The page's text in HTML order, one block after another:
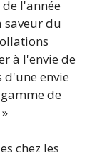
l'année
saveur du
à l'envie de
d'une envie
de
chez les